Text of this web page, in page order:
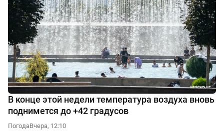
В конце этой недели температура воздуха вновь
поднимется до +42 градусов
ПогодаВчера, 12:10